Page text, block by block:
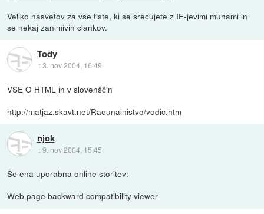
Veliko nasvetov za vse tiste, ki se srecujete z IE-jevimi muhami in
se nekaj zanimivih clankov.
Tody
::3. nov 2004, 16:49
VSE O HTML in v slovenščin
http://matjaz.skavt.net/Raeunalnistvo/vodic.htm
njok
::9. nov 2004, 15:45
Se ena uporabna online storitev:
Web page backward compatibility viewer